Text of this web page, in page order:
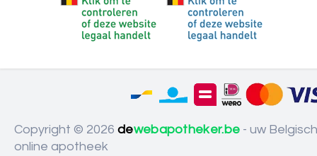
Copyright © 2026 dewebapotheker.be - uw
online apotheek